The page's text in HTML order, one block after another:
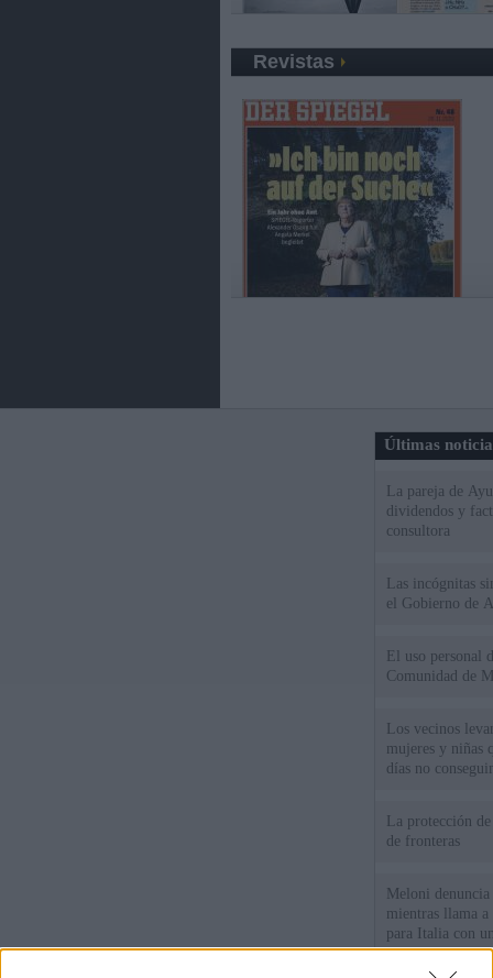
Revistas
Últimas
La pareja de
dividendos y
consultora
Las incógnitas
el Gobierno de
El uso personal
Comunidad de
Los vecinos
mujeres y niñas
días no
La protección
de fronteras
Meloni
mientras llama
para Italia con